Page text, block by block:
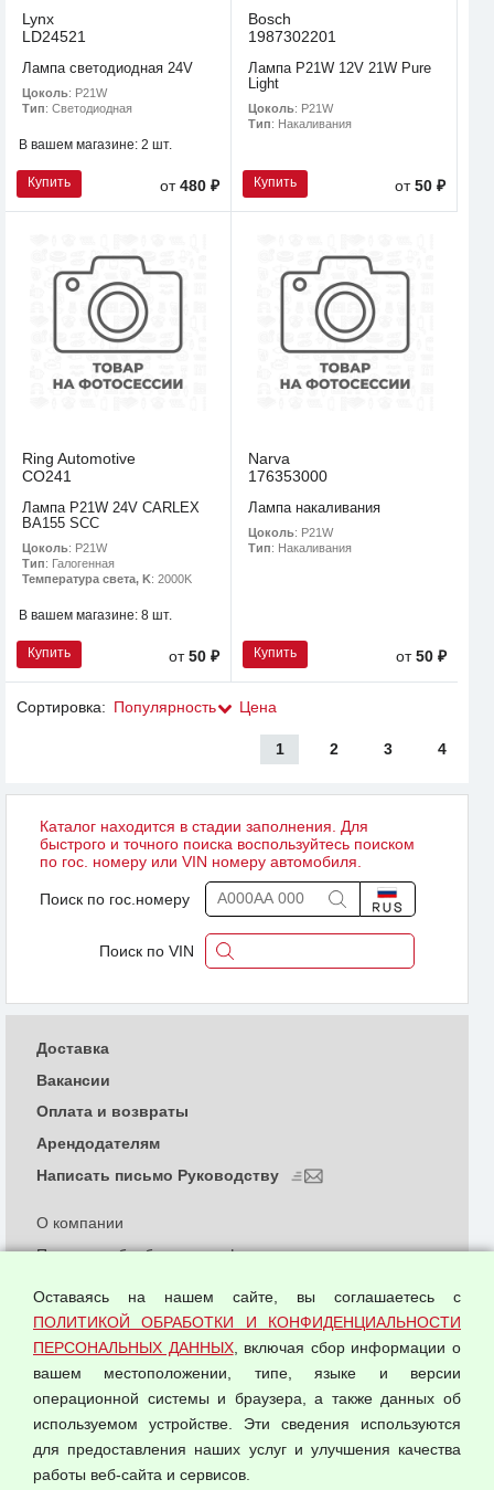
Lynx
LD24521
Лампа светодиодная 24V
Цоколь: P21W
Тип: Светодиодная
В вашем магазине: 2 шт.
Купить от480 ₽
Bosch
1987302201
Лампа P21W 12V 21W Pure
Light
Цоколь: P21W
Тип: Накаливания
Купить от50 ₽
Ring Automotive
CO241
Лампа P21W 24V CARLEX
BA155 SCC
Цоколь: P21W
Тип: Галогенная
Температура света, K: 2000K
В вашем магазине: 8 шт.
Купить от50 ₽
Narva
176353000
Лампа накаливания
Цоколь: P21W
Тип: Накаливания
Купить от50 ₽
Сортировка: Популярность Цена
1 2 3 4
Каталог находится в стадии заполнения. Для
быстрого и точного поиска воспользуйтесь поиском
по гос. номеру или VIN номеру автомобиля.
Поиск по гос.номеру
Поиск по VIN
© 2026 ООО "Феникс"
О компании
Политика обработки и конфиденциальности
Согласием на обработку персональных данных
Оферта оптовой купли-продажи
Публичная оферта
Доставка
Вакансии
Оплата и возвраты
Арендодателям
Написать письмо Руководству
Оставаясь на нашем сайте, вы соглашаетесь с
ПОЛИТИКОЙ ОБРАБОТКИ И КОНФИДЕНЦИАЛЬНОСТИ
ПЕРСОНАЛЬНЫХ ДАННЫХ, включая сбор информации о
вашем местоположении, типе, языке и версии
операционной системы и браузера, а также данных об
используемом устройстве. Эти сведения используются
для предоставления наших услуг и улучшения качества
работы веб-сайта и сервисов.